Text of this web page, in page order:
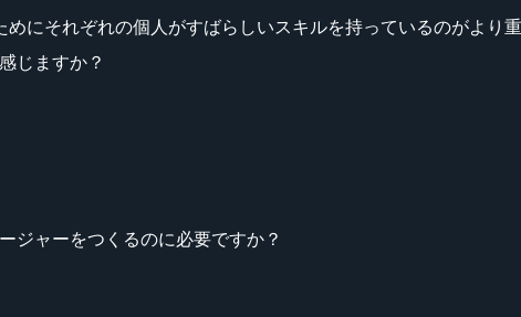
にそれぞれの個人がすばらしいスキルを持っているのがより
じますか？
ャーをつくるのに必要ですか？